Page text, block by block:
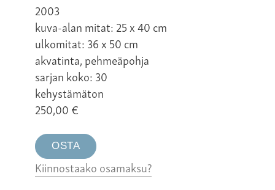
2003
kuva-alan mitat: 25 x 40 cm
ulkomitat: 36 x 50 cm
akvatinta, pehmeäpohja
sarjan koko: 30
kehystämäton
250,00€
OSTA
Kiinnostaako osamaksu?